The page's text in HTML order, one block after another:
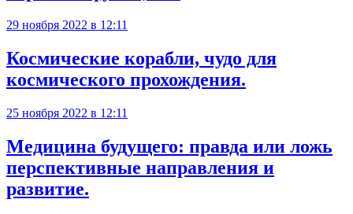
29 ноября 2022 в 12:11
Космические корабли, чудо для
космического прохождения.
25 ноября 2022 в 12:11
Медицина будущего: правда или ложь
перспективные направления и
развитие.